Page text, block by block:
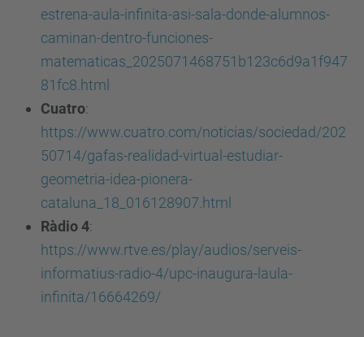
estrena-aula-infinita-asi-sala-donde-alumnos-
caminan-dentro-funciones-
matematicas_2025071468751b123c6d9a1f947
81fc8.html
Cuatro:
https://www.cuatro.com/noticias/sociedad/202
50714/gafas-realidad-virtual-estudiar-
geometria-idea-pionera-
cataluna_18_016128907.html
Ràdio 4:
https://www.rtve.es/play/audios/serveis-
informatius-radio-4/upc-inaugura-laula-
infinita/16664269/